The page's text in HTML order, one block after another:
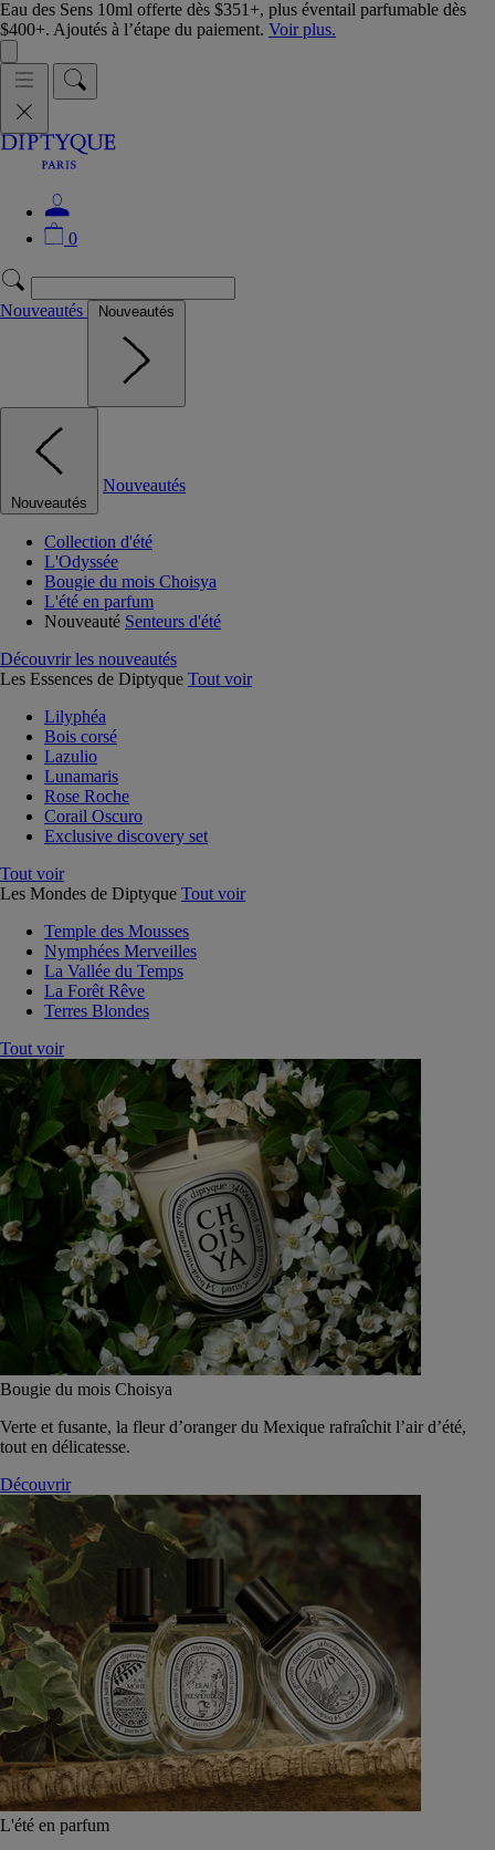
Eau des Sens 10ml offerte dès $351+, plus éventail parfumable dès
$400+. Ajoutés à l’étape du paiement. Voir plus.
0
Nouveautés Nouveautés
Nouveautés
Nouveautés
Collection d'été
L'Odyssée
Bougie du mois Choisya
L'été en parfum
Nouveauté Senteurs d'été
Découvrir les nouveautés
Les Essences de Diptyque Tout voir
Lilyphéa
Bois corsé
Lazulio
Lunamaris
Rose Roche
Corail Oscuro
Exclusive discovery set
Tout voir
Les Mondes de Diptyque Tout voir
Temple des Mousses
Nymphées Merveilles
La Vallée du Temps
La Forêt Rêve
Terres Blondes
Tout voir
Bougie du mois Choisya
Verte et fusante, la fleur d’oranger du Mexique rafraîchit l’air d’été,
tout en délicatesse.
Découvrir
L'été en parfum